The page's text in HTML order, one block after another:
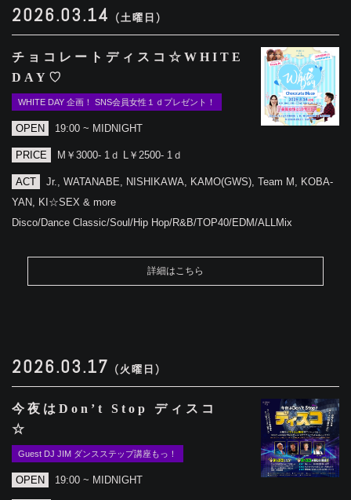
2026.03.14 (土曜日)
チョコレートディスコ☆WHITE
DAY♡
WHITE DAY 企画！ SNS会員女性１ｄプレゼント！
OPEN 19:00 ~ MIDNIGHT
PRICE M￥3000- 1ｄ L￥2500- 1ｄ
ACT
Jr., WATANABE, NISHIKAWA, KAMO(GWS), Team M, KOBA-
YAN, KI☆SEX & more
Disco/Dance Classic/Soul/Hip Hop/R&B/TOP40/EDM/ALLMix
詳細はこちら
2026.03.17 (火曜日)
今夜はDon’t Stop ディスコ
☆
Guest DJ JIM ダンスステップ講座もっ！
OPEN 19:00 ~ MIDNIGHT